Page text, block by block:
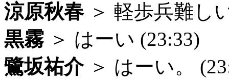
涼原秋春＞ 軽歩兵難し
黒霧＞ はーい (23:33)
鷺坂祐介＞ はーい。